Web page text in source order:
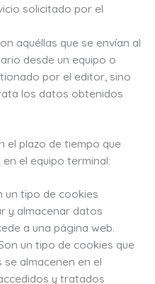
solicitado por el
aquéllas que se envían al
desde un equipo o
por el editor, sino
los datos obtenidos
el plazo de tiempo que
el equipo terminal:
un tipo de cookies
y almacenar datos
a una página web.
un tipo de cookies que
almacenen en el
y tratados